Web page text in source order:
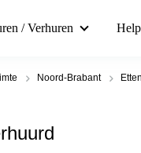
/ Verhuren Help
Noord-Brabant